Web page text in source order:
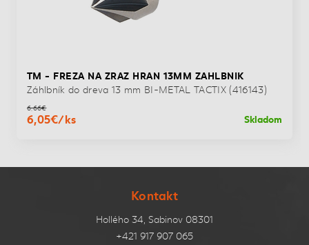
TM - FREZA NA ZRAZ HRAN 13MM ZAHLBNIK
Záhlbník do dreva 13 mm BI-METAL TACTIX (416143)
6,66€
6,05€/ks Skladom
Kontakt
Hollého 34, Sabinov 08301
+421 917 907 065